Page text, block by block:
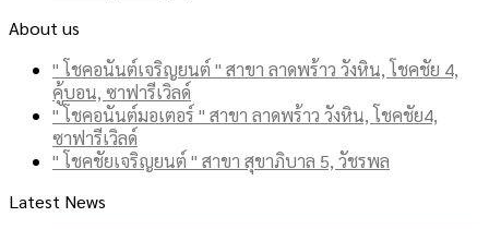
About us
" โชคอนันต์เจริญยนต์ " สาขา ลาดพร้าว วังหิน, โชคชัย 4,
คู้บอน, ซาฟารีเวิลด์
" โชคอนันต์มอเตอร์ " สาขา ลาดพร้าว วังหิน, โชคชัย4,
ซาฟารีเวิลด์
" โชคชัยเจริญยนต์ " สาขา สุขาภิบาล 5, วัชรพล
Latest News